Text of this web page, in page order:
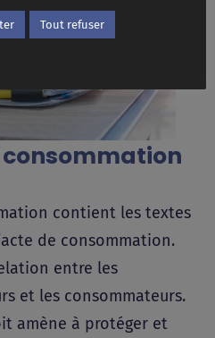
consommation
contient les textes
de consommation.
entre les
et les consommateurs.
amène à protéger et
Tout refuser